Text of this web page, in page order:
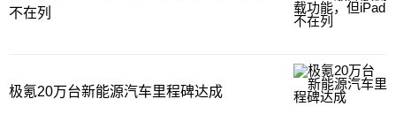
不在列
极氪20万台新能源汽车里程碑达成